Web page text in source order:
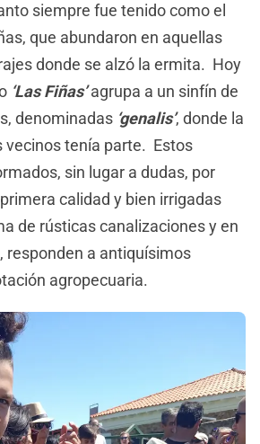
siempre fue tenido como el
que abundaron en aquellas
donde se alzó la ermita. Hoy
‘Las Fiñas’ agrupa a un sinfín de
denominadas ‘genalis’, donde la
vecinos tenía parte. Estos
sin lugar a dudas, por
calidad y bien irrigadas
de rústicas canalizaciones y en
responden a antiquísimos
agropecuaria.